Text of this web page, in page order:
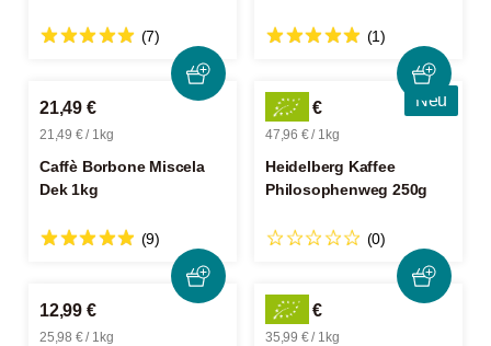
(7) (1)
21,49 €
21,49 € / 1kg
Caffè Borbone Miscela
Dek 1kg
(9)
Neu
11,99 €
47,96 € / 1kg
Heidelberg Kaffee
Philosophenweg 250g
(0)
12,99 €
25,98 € / 1kg
35,99 €
35,99 € / 1kg